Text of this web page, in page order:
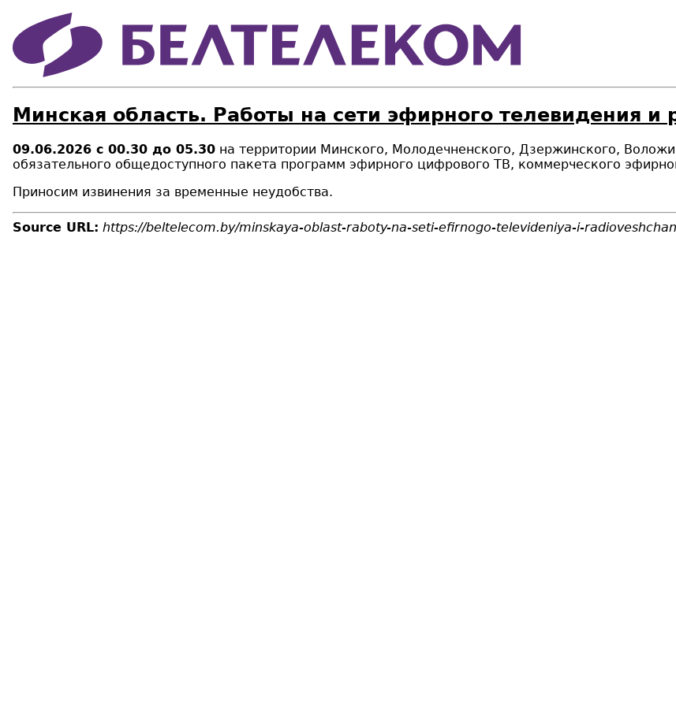
Минская область. Работы на сети эфирного телевидения и
09.06.2026 с 00.30 до 05.30 на территории Минского, Молодечненского, Дзержинского,
обязательного общедоступного пакета программ эфирного цифрового ТВ, коммерческого
Приносим извинения за временные неудобства.
Source URL: https://beltelecom.by/minskaya-oblast-raboty-na-seti-efirnogo-televideniya-i-